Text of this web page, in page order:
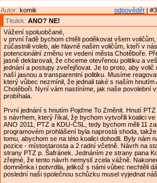
odpovědět |
Autor: komik
Titulek: ANO? NE!
Vážení spoluobčané,
v první řadě bychom chtěli poděkovat všem
zúčastnili voleb, ale hlavně našim voličům, kteří v
potencionální změnu ve vedení města Chotěboře.
jasně deklarovali, že chceme otevřenou politiku a
jednání a postupy zveřejňovat. Je to proto, aby volič
naší jasnou a transparentní politiku. Musíme
který vůbec nezmínil, že jednali také s naším hnutím
Chotěboři. Nyní vám nastíníme, jak naše povolební
probíhala.
První jednání s hnutím Pojďme To Změnit. Hnutí
s návrhem, který říkal, že bychom vytvořili koalici
ANO 2011, PTZ a KDU-ČSL, tedy bychom měli 11
programovém prohlášení byla naprostá shoda,
tomu, abychom se na této koalici dohodli. Byly nám
pozice - místostarosta a 2 radní včetně. Návrh na
strany PTZ p. Šafránek. Jednáním ze strany pana
zřejmé, že tento návrh nemyslí zcela vážně.
domněnka i potvrdila, jelikož s námi vůbec nechtěli
poslední naši společnou schůzku musel vyjednat